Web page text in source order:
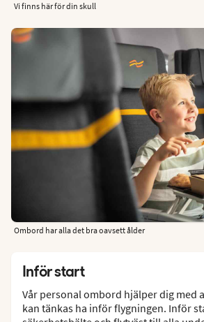
Vi finns här för din skull
Ombord har alla det bra oavsett ålder
Inför start
Vår personal ombord hjälper dig med
kan tänkas ha inför flygningen. Inför